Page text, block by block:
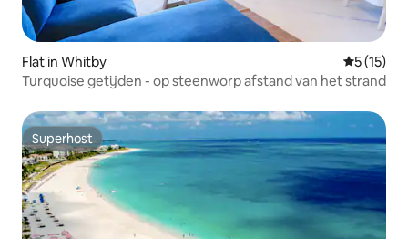
Flat in Whitby
5 (15)
Turquoise getijden - op steenworp afstand van het strand
Superhost
Superhost